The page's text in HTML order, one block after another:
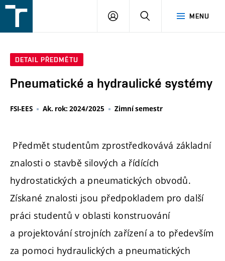
v
MENU
PŘIHLÁŠENÍ
DETAIL PŘEDMĚTU
Pneumatické a hydraulické systémy
FSI-EES Ak. rok: 2024/2025 Zimní semestr
Předmět studentům zprostředkovává základní
znalosti o stavbě silových a řídících
hydrostatických a pneumatických obvodů.
Získané znalosti jsou předpokladem pro další
práci studentů v oblasti konstruování
a projektování strojních zařízení a to především
za pomoci hydraulických a pneumatických